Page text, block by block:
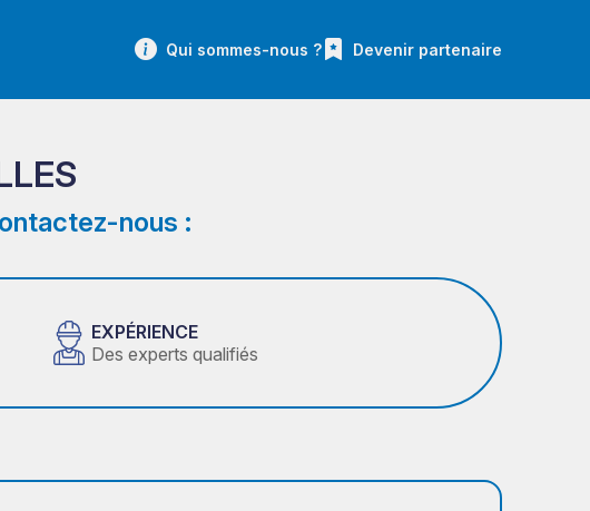
Qui sommes-nous ? Devenir partenaire
nous :
EXPÉRIENCE
Des experts qualifiés